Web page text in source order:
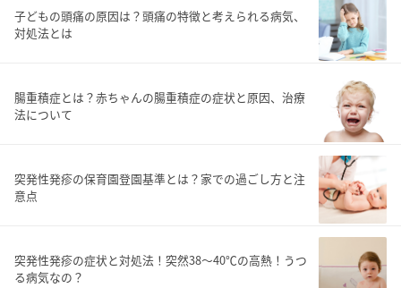
子どもの頭痛の原因は？頭痛の特徴と考えられる病気、
対処法とは
腸重積症とは？赤ちゃんの腸重積症の症状と原因、治療
法について
突発性発疹の保育園登園基準とは？家での過ごし方と注
意点
突発性発疹の症状と対処法！突然38～40℃の高熱！うつ
る病気なの？